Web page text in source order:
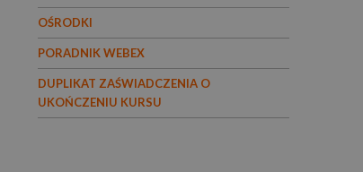
OŚRODKI
PORADNIK WEBEX
DUPLIKAT ZAŚWIADCZENIA O
UKOŃCZENIU KURSU